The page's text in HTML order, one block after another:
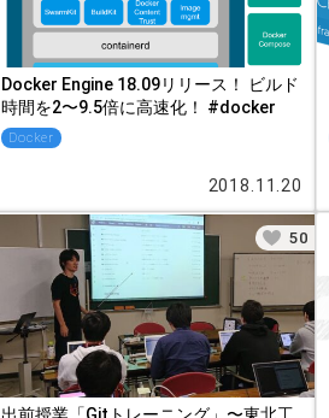
Docker Engine 18.09リリース！ ビルド
時間を2〜9.5倍に高速化！ #docker
Docker
2018.11.20
50